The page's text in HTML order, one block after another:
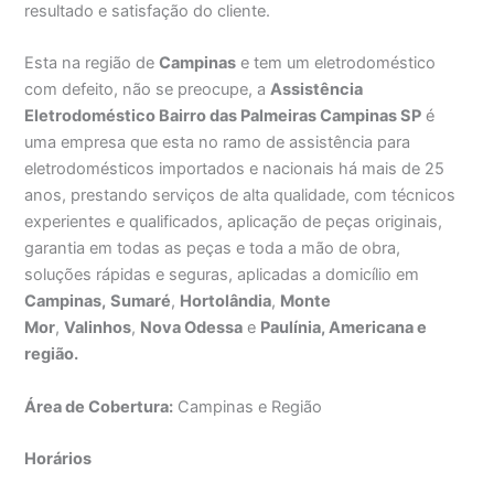
resultado e satisfação do cliente.
Esta na região deCampinas e tem um eletrodoméstico
com defeito, não se preocupe, aAssistência
Eletrodoméstico Bairro das Palmeiras Campinas SP é
uma empresa que esta no ramo de assistência para
eletrodomésticos importados e nacionais há mais de 25
anos, prestando serviços de alta qualidade, com técnicos
experientes e qualificados, aplicação de peças originais,
garantia em todas as peças e toda a mão de obra,
soluções rápidas e seguras, aplicadas a domicílio em
Campinas, Sumaré, Hortolândia, Monte
Mor,Valinhos, Nova Odessa e Paulínia, Americana e
região.
Área de Cobertura: Campinas e Região
Horários